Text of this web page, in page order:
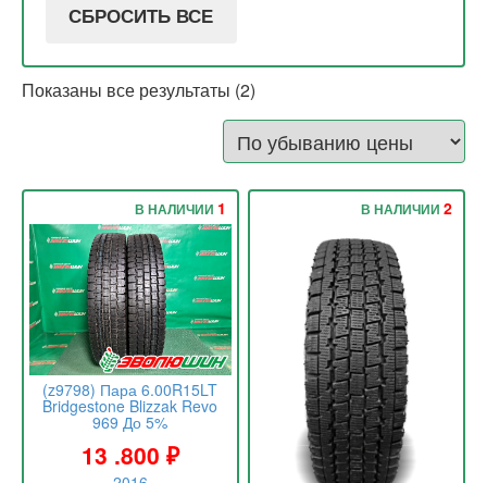
СБРОСИТЬ ВСЕ
Показаны все результаты (2)
(z9798) Пара 6.00R15LT
Bridgestone Blizzak Revo
969 До 5%
13 .800 ₽
В НАЛИЧИИ 1 В НАЛИЧИИ 2